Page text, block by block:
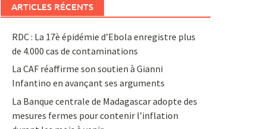
ARTICLES RÉCENTS
RDC : La 17è épidémie d’Ebola enregistre plus
de 4.000 cas de contaminations
La CAF réaffirme son soutien à Gianni
Infantino en avançant ses arguments
La Banque centrale de Madagascar adopte des
mesures fermes pour contenir l’inflation